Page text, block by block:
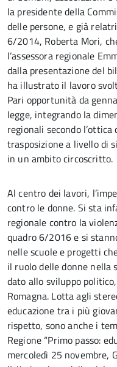
la presidente della
delle persone, e già
6/2014, Roberta Mori,
l’assessora regionale
dalla presentazione del
ha illustrato il lavoro
Pari opportunità da
legge, integrando la
regionali secondo
trasposizione a livello di
in un ambito circoscritto.
Al centro dei lavori,
contro le donne. Si sta
regionale contro la
quadro 6/2016 e si
nelle scuole e progetti
il ruolo delle donne nella
dato allo sviluppo
Romagna. Lotta agli
educazione tra i più
rispetto, sono anche i
Regione “Primo passo:
mercoledì 25 novembre,